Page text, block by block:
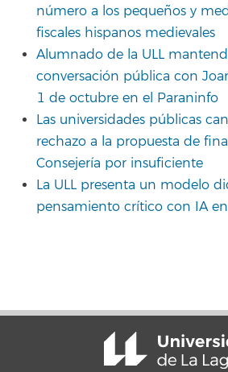
número a los pequeños y
fiscales hispanos medievales
Alumnado de la ULL
conversación pública con
1 de octubre en el Paraninfo
Las universidades públicas
rechazo a la propuesta de
Consejería por insuficiente
La ULL presenta un modelo
pensamiento crítico con IA